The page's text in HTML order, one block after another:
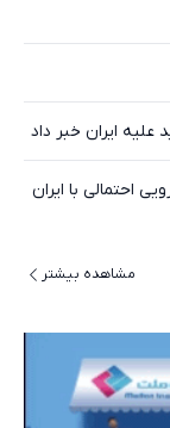
ایران خبر داد
احتمالی با ایران
مشاهده بیشتر